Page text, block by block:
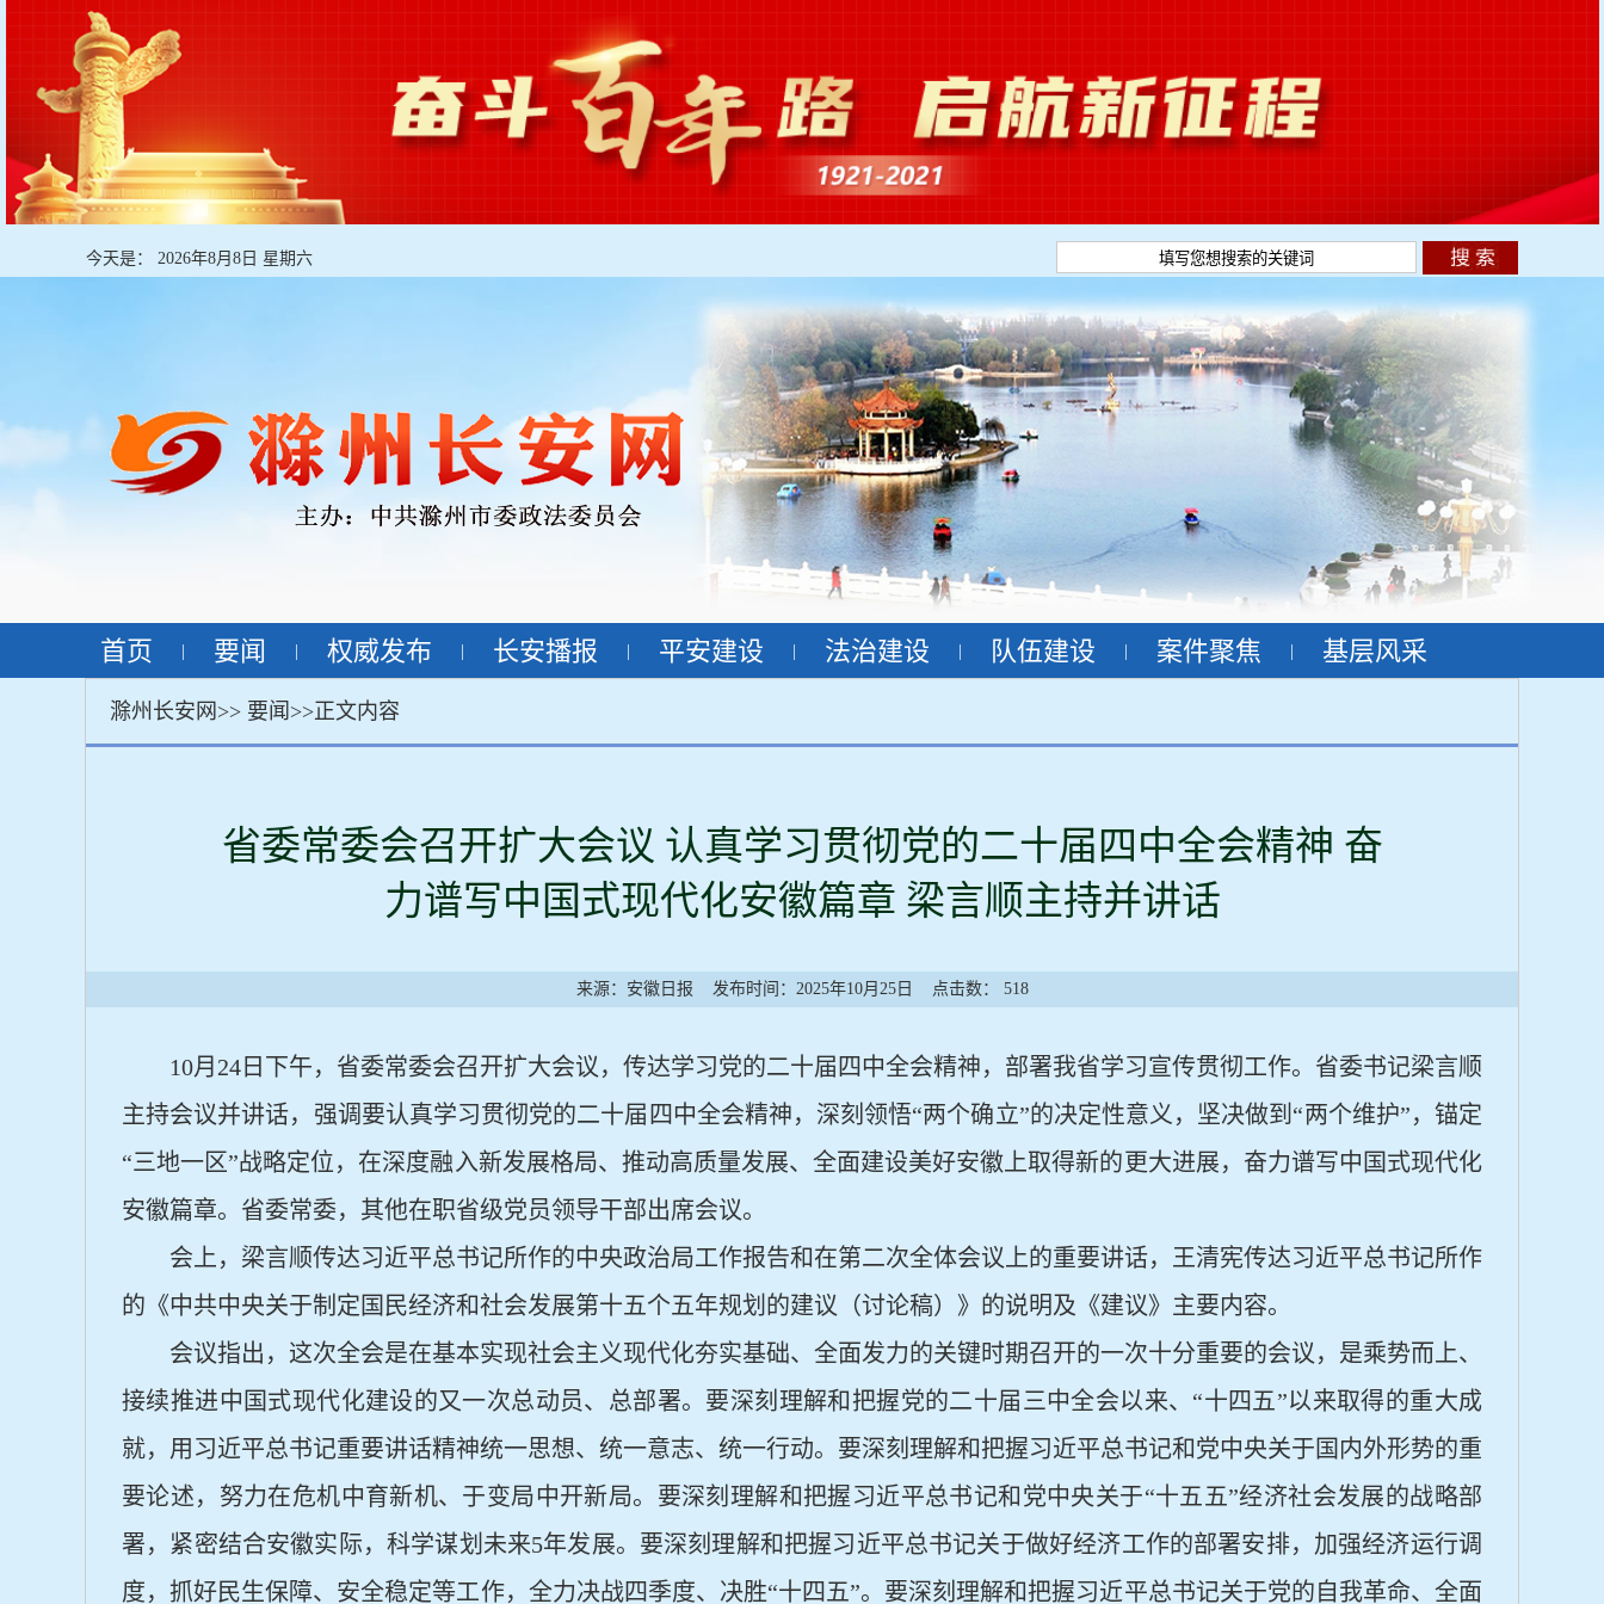
今天是： 2026年8月8日 星期六
首页 要闻 权威发布 长安播报 平安建设 法治建设 队伍建设 案件聚焦 基层风采
滁州长安网>> 要闻 >>正文内容
省委常委会召开扩大会议 认真学习贯彻党的二十届四中全会精神 奋
力谱写中国式现代化安徽篇章 梁言顺主持并讲话
来源：安徽日报 发布时间：2025年10月25日 点击数： 518
10月24日下午，省委常委会召开扩大会议，传达学习党的二十届四中全会精神，部署我省学习宣传贯彻工作。省委书记梁言顺
主持会议并讲话，强调要认真学习贯彻党的二十届四中全会精神，深刻领悟“两个确立”的决定性意义，坚决做到“两个维护”，锚定
“三地一区”战略定位，在深度融入新发展格局、推动高质量发展、全面建设美好安徽上取得新的更大进展，奋力谱写中国式现代化
安徽篇章。省委常委，其他在职省级党员领导干部出席会议。
会上，梁言顺传达习近平总书记所作的中央政治局工作报告和在第二次全体会议上的重要讲话，王清宪传达习近平总书记所作
的《中共中央关于制定国民经济和社会发展第十五个五年规划的建议（讨论稿）》的说明及《建议》主要内容。
会议指出，这次全会是在基本实现社会主义现代化夯实基础、全面发力的关键时期召开的一次十分重要的会议，是乘势而上、
接续推进中国式现代化建设的又一次总动员、总部署。要深刻理解和把握党的二十届三中全会以来、 “十四五”以来取得的重大成
就，用习近平总书记重要讲话精神统一思想、统一意志、统一行动。要深刻理解和把握习近平总书记和党中央关于国内外形势的重
要论述，努力在危机中育新机、于变局中开新局。要深刻理解和把握习近平总书记和党中央关于“十五五”经济社会发展的战略部
署，紧密结合安徽实际，科学谋划未来5年发展。要深刻理解和把握习近平总书记关于做好经济工作的部署安排，加强经济运行调
度，抓好民生保障、安全稳定等工作，全力决战四季度、决胜“十四五”。要深刻理解和把握习近平总书记关于党的自我革命、全面